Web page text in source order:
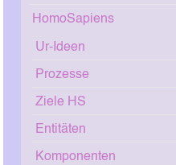
HomoSapiens
Ur-Ideen
Prozesse
Ziele HS
Entitäten
Komponenten